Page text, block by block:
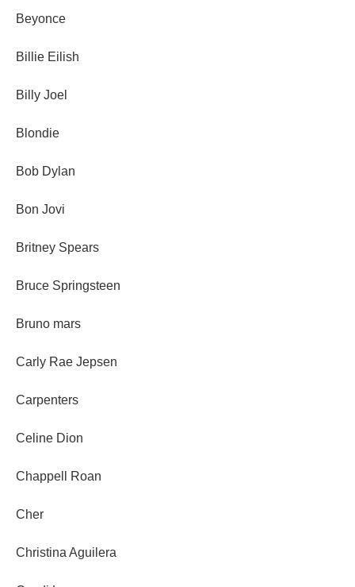
Beyonce
Billie Eilish
Billy Joel
Blondie
Bob Dylan
Bon Jovi
Britney Spears
Bruce Springsteen
Bruno mars
Carly Rae Jepsen
Carpenters
Celine Dion
Chappell Roan
Cher
Christina Aguilera